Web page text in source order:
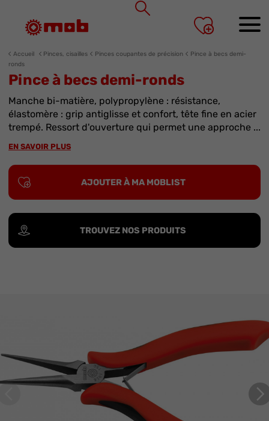
Accueil Pinces, cisailles Pinces coupantes de précision
Pince à becs demi-
ronds
Pince à becs demi-ronds
Manche bi-matière, polypropylène : résistance,
élastomère : grip antiglisse et confort, tête fine en acier
trempé. Ressort d'ouverture qui permet une approche ...
EN SAVOIR PLUS
AJOUTER À MA MOBLIST
TROUVEZ NOS PRODUITS